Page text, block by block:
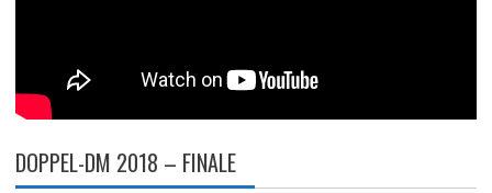
DOPPEL-DM 2018 – FINALE